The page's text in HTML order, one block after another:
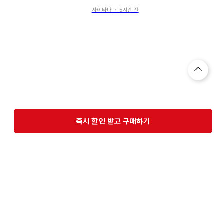
사이타마・ 5시간 전
즉시 할인 받고 구매하기